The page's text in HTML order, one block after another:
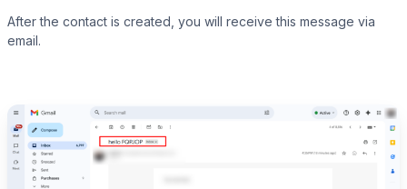
After the contact is created, you will receive this message via
email.